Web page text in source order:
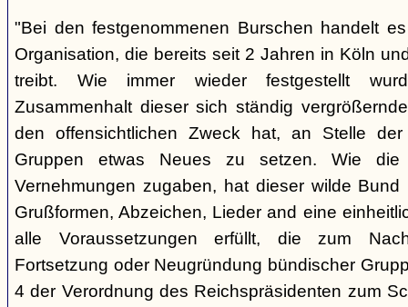
"Bei den festgenommenen Burschen handelt
Organisation, die bereits seit 2 Jahren in Köln
treibt. Wie immer wieder festgestellt
Zusammenhalt dieser sich ständig
den offensichtlichen Zweck hat, an Stelle der
Gruppen etwas Neues zu setzen. Wie die
Vernehmungen zugaben, hat dieser wilde
Grußformen, Abzeichen, Lieder and eine
alle Voraussetzungen erfüllt, die zum
Fortsetzung oder Neugründung bündischer
4 der Verordnung des Reichspräsidenten zum